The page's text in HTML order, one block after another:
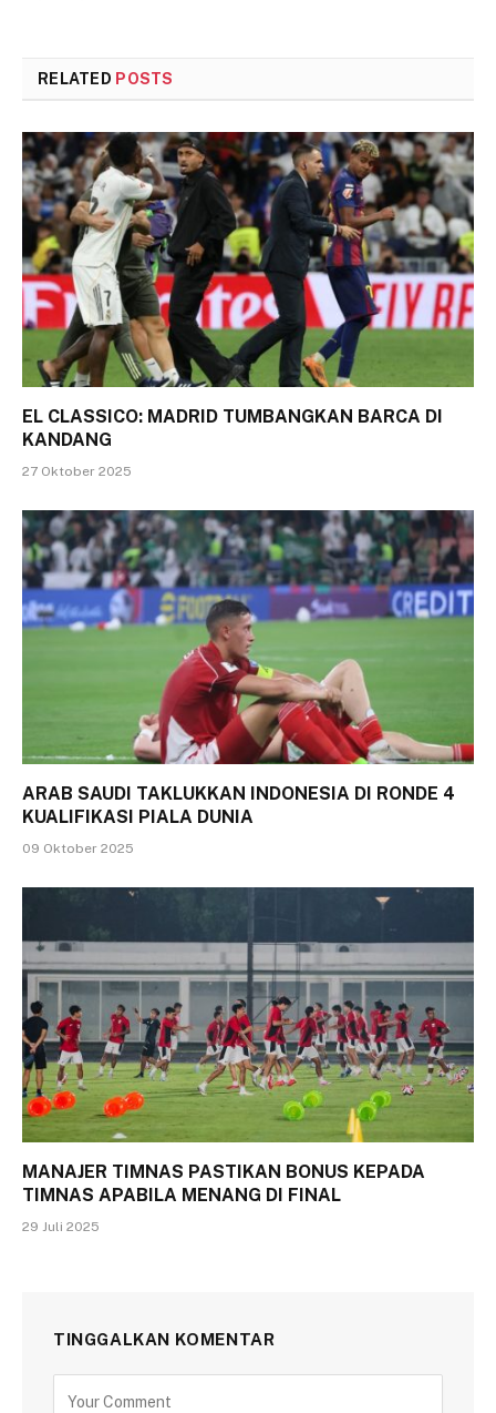
RELATED POSTS
EL CLASSICO: MADRID TUMBANGKAN BARCA DI
KANDANG
27 Oktober 2025
ARAB SAUDI TAKLUKKAN INDONESIA DI RONDE 4
KUALIFIKASI PIALA DUNIA
09 Oktober 2025
MANAJER TIMNAS PASTIKAN BONUS KEPADA
TIMNAS APABILA MENANG DI FINAL
29 Juli 2025
TINGGALKAN KOMENTAR